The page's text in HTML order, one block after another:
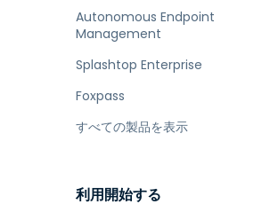
Autonomous Endpoint
Management
Splashtop Enterprise
Foxpass
すべての製品を表示
利用開始する